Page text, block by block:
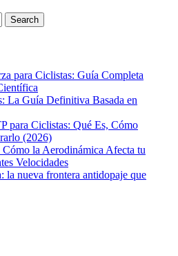
Search
para Ciclistas: Guía Completa
La Guía Definitiva Basada en
para Ciclistas: Qué Es, Cómo
(2026)
la Aerodinámica Afecta tu
Velocidades
la nueva frontera antidopaje que